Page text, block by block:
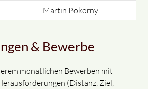
Martin Pokorny
& Bewerbe
monatlichen Bewerben mit
(Distanz, Ziel,